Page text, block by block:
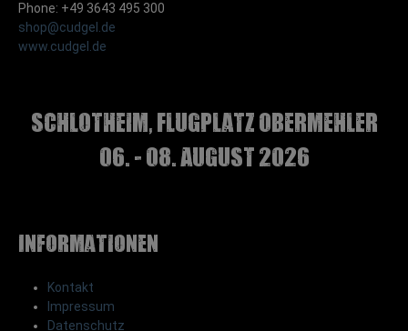
Phone: +49 3643 495 300
shop@cudgel.de
www.cudgel.de
Schlotheim, Flugplatz Obermehler
06. - 08. August 2026
Informationen
Kontakt
Impressum
Datenschutz